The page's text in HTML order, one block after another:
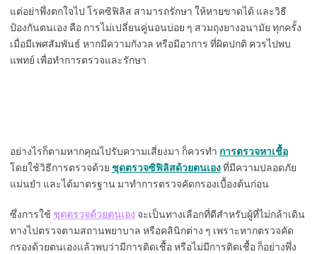
แต่อย่าพึ่งตกใจไป โรคซิฟิลิส สามารถรักษา ให้หายขาดได้ และวิธี
ป้องกันตนเอง คือ การไม่เปลี่ยนคู่นอนบ่อย ๆ สวมถุงยางอนามัย ทุกครั้ง
เมื่อมีเพศสัมพันธ์ หากมีความกังวล หรือมีอาการ ที่ผิดปกติ ควรไปพบ
แพทย์ เพื่อทำการตรวจและรักษา
อย่างไรก็ตามหากคุณไปรับความเสี่ยงมา ก็ควรทำ การตรวจหาเชื้อ
โดยใช้วิธีการตรวจด้วย ชุดตรวจซิฟิลิสด้วยตนเองที่มีความปลอดภัย
แม่นยำ และได้มาตรฐาน มาทำการตรวจคัดกรองเบื้องต้นก่อน
ซึ่งการใช้ ชุดตรวจด้วยตนเอง จะเป็นทางเลือกที่ดีสำหรับผู้ที่ไม่กล้าเดิน
ทางไปตรวจตามสถานพยาบาล หรือคลินิกต่าง ๆ เพราะหากตรวจคัด
กรองด้วยตนเองแล้วพบว่ามีการติดเชื้อ หรือไม่มีการติดเชื้อ ก็อย่างพึ่ง